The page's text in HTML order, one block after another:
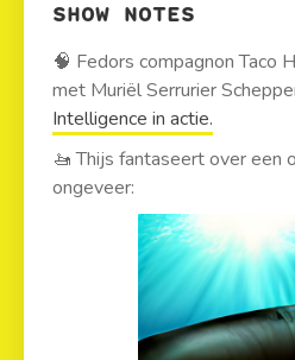
SHOW NOTES
🧠 Fedors compagnon Taco
met Muriël Serrurier
Intelligence in actie.
🚤 Thijs fantaseert over een
ongeveer: